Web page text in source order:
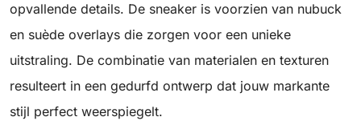
opvallende details. De sneaker is voorzien van nubuck
en suède overlays die zorgen voor een unieke
uitstraling. De combinatie van materialen en texturen
resulteert in een gedurfd ontwerp dat jouw markante
stijl perfect weerspiegelt.